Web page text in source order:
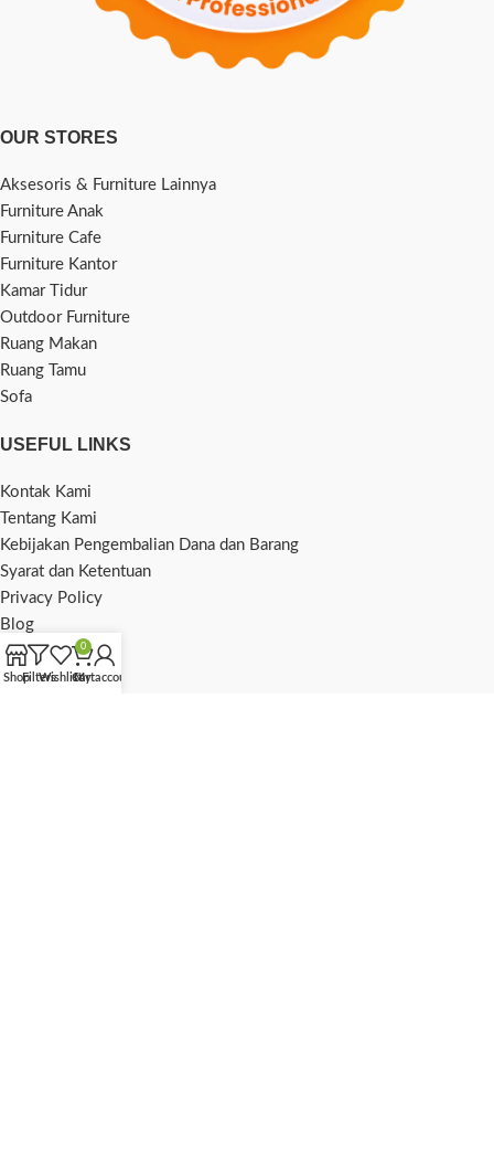
OUR STORES
Aksesoris & Furniture Lainnya
Furniture Anak
Furniture Cafe
Furniture Kantor
Kamar Tidur
Outdoor Furniture
Ruang Makan
Ruang Tamu
Sofa
USEFUL LINKS
Kontak Kami
Tentang Kami
Kebijakan Pengembalian Dana dan Barang
Syarat dan Ketentuan
Privacy Policy
Blog
ShopFiltersWishlist
0
Cart
My account